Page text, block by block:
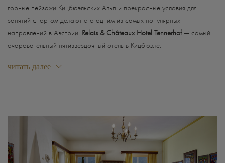
горные пейзажи Кицбюэльских Альп и прекрасные условия для
занятий спортом делают его одним из самых популярных
направлений в Австрии. Relais & Châteaux Hotel Tennerhof— самый
очаровательный пятизвездочный отель в Кицбюэле.